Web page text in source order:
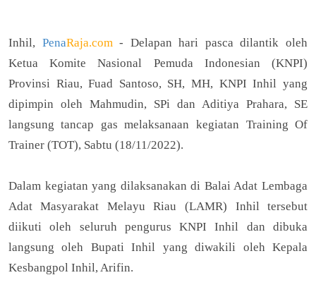
Inhil, PenaRaja.com- Delapan hari pasca dilantik oleh
Ketua Komite Nasional Pemuda Indonesian (KNPI)
Provinsi Riau, Fuad Santoso, SH, MH, KNPI Inhil yang
dipimpin oleh Mahmudin, SPi dan Aditiya Prahara, SE
langsung tancap gas melaksanaan kegiatan Training Of
Trainer (TOT), Sabtu (18/11/2022).
Dalam kegiatan yang dilaksanakan di Balai Adat Lembaga
Adat Masyarakat Melayu Riau (LAMR) Inhil tersebut
diikuti oleh seluruh pengurus KNPI Inhil dan dibuka
langsung oleh Bupati Inhil yang diwakili oleh Kepala
Kesbangpol Inhil, Arifin.